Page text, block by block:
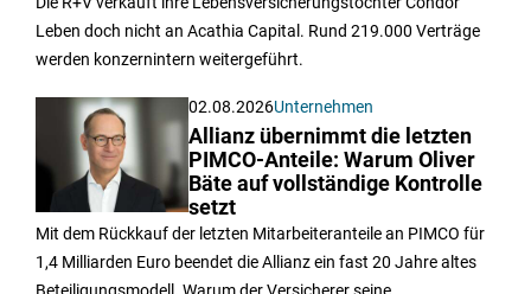
Leben doch nicht an Acathia Capital. Rund 219.000 Verträge
werden konzernintern weitergeführt.
02.08.2026Unternehmen
Allianz übernimmt die letzten
PIMCO-Anteile: Warum Oliver
Bäte auf vollständige Kontrolle
setzt
Mit dem Rückkauf der letzten Mitarbeiteranteile an PIMCO für
1,4 Milliarden Euro beendet die Allianz ein fast 20 Jahre altes